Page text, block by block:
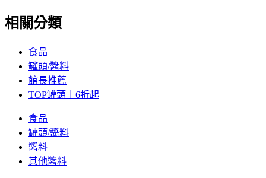
相關分類
食品
罐頭/醬料
館長推薦
TOP罐頭｜6折起
食品
罐頭/醬料
醬料
其他醬料